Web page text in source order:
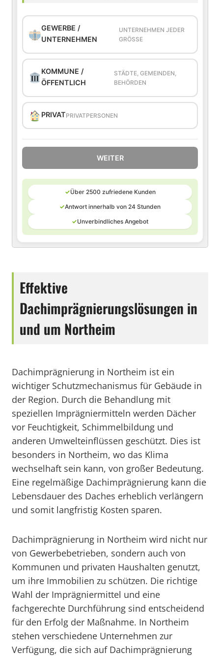
GEWERBE /
UNTERNEHMEN
UNTERNEHMEN JEDER
GRÖSSE
KOMMUNE /
ÖFFENTLICH
STÄDTE, GEMEINDEN,
BEHÖRDEN
PRIVATPRIVATPERSONEN
WEITER
✓Über 2500 zufriedene Kunden
✓Antwort innerhalb von 24 Stunden
✓Unverbindliches Angebot
Effektive
Dachimprägnierungslösungen in
und um Northeim
Dachimprägnierung in Northeim ist ein
wichtiger Schutzmechanismus für Gebäude in
der Region. Durch die Behandlung mit
speziellen Imprägniermitteln werden Dächer
vor Feuchtigkeit, Schimmelbildung und
anderen Umwelteinflüssen geschützt. Dies ist
besonders in Northeim, wo das Klima
wechselhaft sein kann, von großer Bedeutung.
Eine regelmäßige Dachimprägnierung kann die
Lebensdauer des Daches erheblich verlängern
und somit langfristig Kosten sparen.
Dachimprägnierung in Northeim wird nicht nur
von Gewerbebetrieben, sondern auch von
Kommunen und privaten Haushalten genutzt,
um ihre Immobilien zu schützen. Die richtige
Wahl der Imprägniermittel und eine
fachgerechte Durchführung sind entscheidend
für den Erfolg der Maßnahme. In Northeim
stehen verschiedene Unternehmen zur
Verfügung, die sich auf Dachimprägnierung